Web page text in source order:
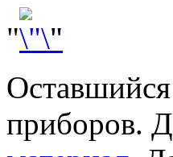
"
"
приборов.